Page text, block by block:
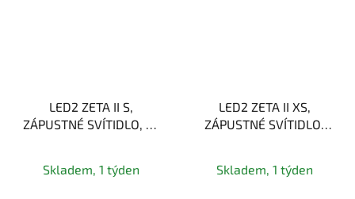
LED2 ZETA II S,
ZÁPUSTNÉ SVÍTIDLO, 6-
hodnocení
Skladem, 1 týden
LED2 ZETA II XS,
ZÁPUSTNÉ SVÍTIDLO,
IP44
Skladem, 1 týden